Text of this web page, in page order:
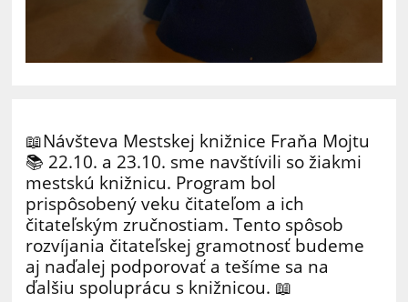
📖Návšteva Mestskej knižnice Fraňa Mojtu
📚 22.10. a 23.10. sme navštívili so žiakmi
mestskú knižnicu. Program bol
prispôsobený veku čitateľom a ich
čitateľským zručnostiam. Tento spôsob
rozvíjania čitateľskej gramotnosť budeme
aj naďalej podporovať a tešíme sa na
ďalšiu spoluprácu s knižnicou. 📖